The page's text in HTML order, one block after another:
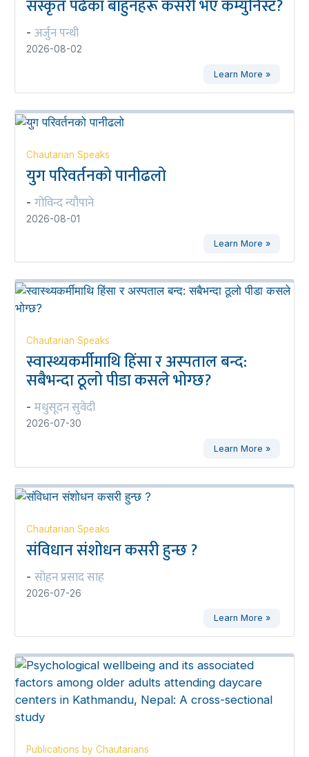
संस्कृत पढेका बाहुनहरू कसरी भए कम्युनिस्ट?
- अर्जुन पन्थी
2026-08-02
Learn More »
Chautarian Speaks
युग परिवर्तनको पानीढलो
- गोविन्द न्यौपाने
2026-08-01
Learn More »
Chautarian Speaks
स्वास्थ्यकर्मीमाथि हिंसा र अस्पताल बन्द:
सबैभन्दा ठूलो पीडा कसले भोग्छ?
- मधुसूदन सुवेदी
2026-07-30
Learn More »
Chautarian Speaks
संविधान संशोधन कसरी हुन्छ ?
- सोहन प्रसाद साह
2026-07-26
Learn More »
Publications by Chautarians